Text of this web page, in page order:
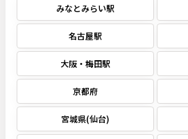
みなとみらい駅
名古屋駅
大阪・梅田駅
京都府
宮城県(仙台)